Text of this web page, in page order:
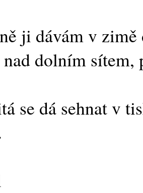
ji dávám v
dolním sítem,
se dá sehnat v